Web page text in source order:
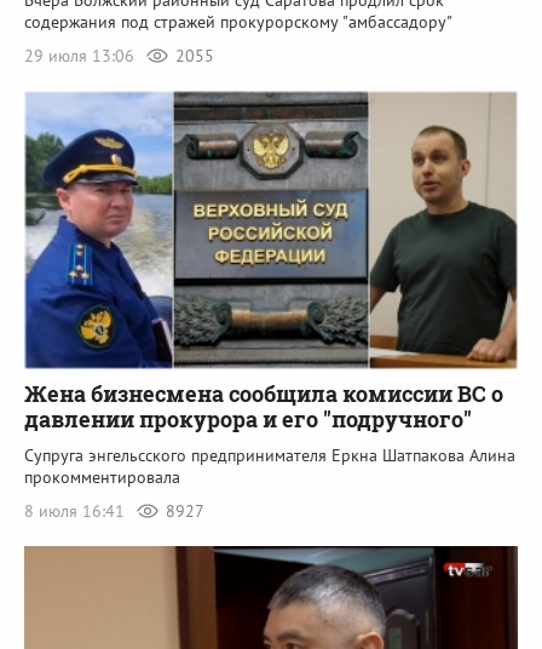
содержания под стражей прокурорскому "амбассадору"
29 июля 13:06
2055
Жена бизнесмена сообщила комиссии ВС о
давлении прокурора и его "подручного"
Супруга энгельсского предпринимателя Еркна Шатпакова Алина
прокомментировала
8 июля 16:41
8927